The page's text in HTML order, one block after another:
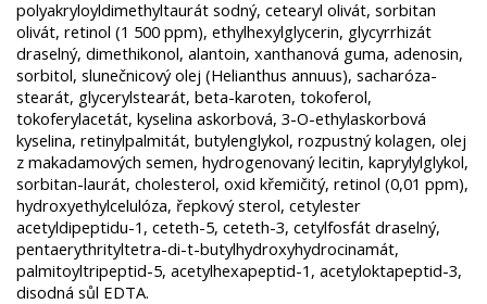
polyakryloyldimethyltaurát sodný, cetearyl olivát, sorbitan
olivát, retinol (1 500 ppm), ethylhexylglycerin, glycyrrhizát
draselný, dimethikonol, alantoin, xanthanová guma, adenosin,
sorbitol, slunečnicový olej (Helianthus annuus), sacharóza-
stearát, glycerylstearát, beta-karoten, tokoferol,
tokoferylacetát, kyselina askorbová, 3-O-ethylaskorbová
kyselina, retinylpalmitát, butylenglykol, rozpustný kolagen, olej
z makadamových semen, hydrogenovaný lecitin, kaprylylglykol,
sorbitan-laurát, cholesterol, oxid křemičitý, retinol (0,01 ppm),
hydroxyethylcelulóza, řepkový sterol, cetylester
acetyldipeptidu-1, ceteth-5, ceteth-3, cetylfosfát draselný,
pentaerythrityltetra-di-t-butylhydroxyhydrocinamát,
palmitoyltripeptid-5, acetylhexapeptid-1, acetyloktapeptid-3,
disodná sůl EDTA.